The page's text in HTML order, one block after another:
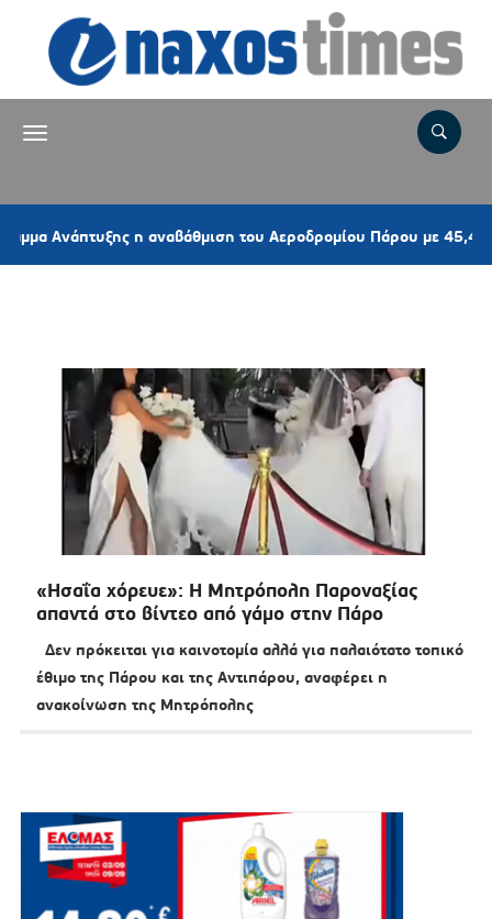
η αναβάθμιση του Αεροδρομίου Πάρου με 45,44 εκατ.
«Ησαΐα χόρευε»: Η Μητρόπολη Παροναξίας
απαντά στο βίντεο από γάμο στην Πάρο
Δεν πρόκειται για καινοτομία αλλά για παλαιότατο τοπικό
έθιμο της Πάρου και της Αντιπάρου, αναφέρει η
ανακοίνωση της Μητρόπολης